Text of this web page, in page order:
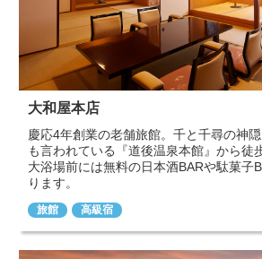
大和屋本店
慶応4年創業の老舗旅館。千と千尋の神
も言われている『道後温泉本館』から徒
大浴場前には無料の日本酒BARや駄菓子
ります。
旅館 高級宿